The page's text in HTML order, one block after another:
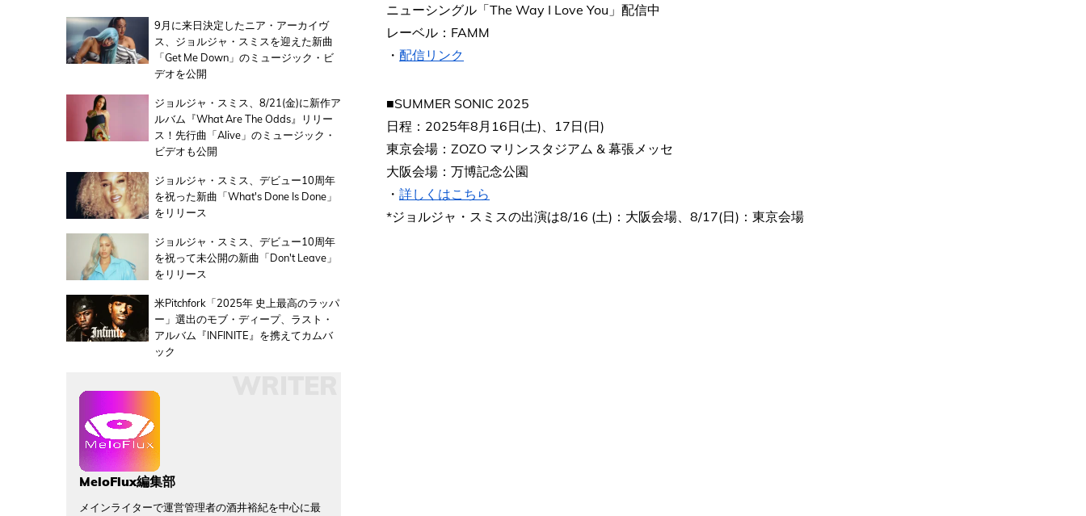
ニューシングル「The Way I Love You」配信中
レーベル：FAMM
・ 配信リンク
■SUMMER SONIC 2025
日程：2025年8月16日(土)、17日(日)
東京会場：ZOZO マリンスタジアム & 幕張メッセ
大阪会場：万博記念公園
・ 詳しくはこちら
*ジョルジャ・スミスの出演は8/16 (土)：大阪会場、8/17(日)：東京会場
9月に来日決定したニア・アーカイヴ
ス、ジョルジャ・スミスを迎えた新曲
「Get Me Down」のミュージック・ビ
デオを公開
ジョルジャ・スミス、8/21(金)に新作ア
ルバム『What Are The Odds』リリー
ス！先行曲「Alive」のミュージック・
ビデオも公開
ジョルジャ・スミス、デビュー10周年
を祝った新曲「What's Done Is Done」
をリリース
ジョルジャ・スミス、デビュー10周年
を祝って未公開の新曲「Don't Leave」
をリリース
米Pitchfork「2025年 史上最高のラッパ
ー」選出のモブ・ディープ、ラスト・
アルバム『INFINITE』を携えてカムバ
ック
MeloFlux編集部
メインライターで運営管理者の酒井裕紀を中心に最